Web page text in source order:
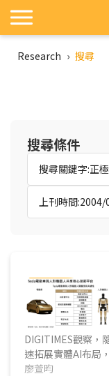
Research › 搜尋
搜尋條件
搜尋關鍵字:正
上刊時間
DIGITIMES觀察，
速拓展實體AI布局
一。憑藉電動車累
廖萱昀